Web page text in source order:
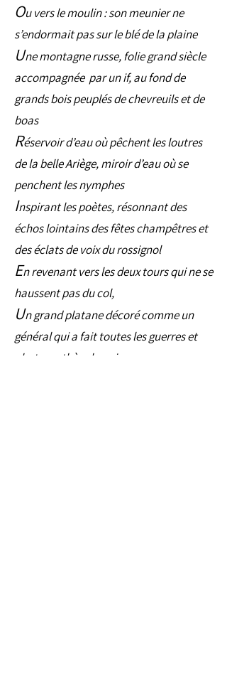
Ou vers le moulin : son meunier ne
s’endormait pas sur le blé de la plaine
Une montagne russe, folie grand siècle
accompagnée par un if, au fond de
grands bois peuplés de chevreuils et de
boas
Réservoir d’eau où pêchent les loutres
de la belle Ariège, miroir d’eau où se
penchent les nymphes
Inspirant les poètes, résonnant des
échos lointains des fêtes champêtres et
des éclats de voix du rossignol
En revenant vers les deux tours qui ne se
haussent pas du col,
Un grand platane décoré comme un
général qui a fait toutes les guerres et
photosynthèse la paix.